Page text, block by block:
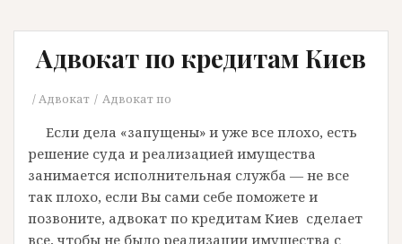
Адвокат по кредитам Киев
Адвокат Адвокат по
Если дела «запущены» и уже все плохо, есть
решение суда и реализацией имущества
занимается исполнительная служба — не все
так плохо, если Вы сами себе поможете и
позвоните, адвокат по кредитам Киев сделает
все, чтобы не было реализации имущества с